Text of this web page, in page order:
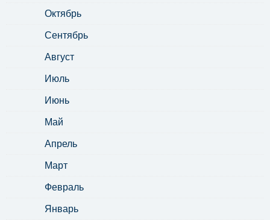
Октябрь
Сентябрь
Август
Июль
Июнь
Май
Апрель
Март
Февраль
Январь